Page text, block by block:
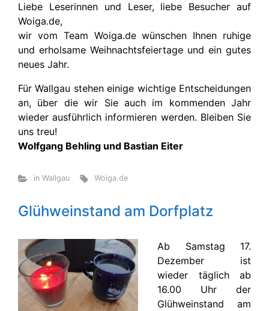
Liebe Leserinnen und Leser, liebe Besucher auf
Woiga.de,
wir vom Team Woiga.de wünschen Ihnen ruhige
und erholsame Weihnachtsfeiertage und ein gutes
neues Jahr.
Für Wallgau stehen einige wichtige Entscheidungen
an, über die wir Sie auch im kommenden Jahr
wieder ausführlich informieren werden. Bleiben Sie
uns treu!
Wolfgang Behling und Bastian Eiter
in Wallgau Woiga.de
Glühweinstand am Dorfplatz
Ab Samstag 17.
Dezember ist
wieder täglich ab
16.00 Uhr der
Glühweinstand am